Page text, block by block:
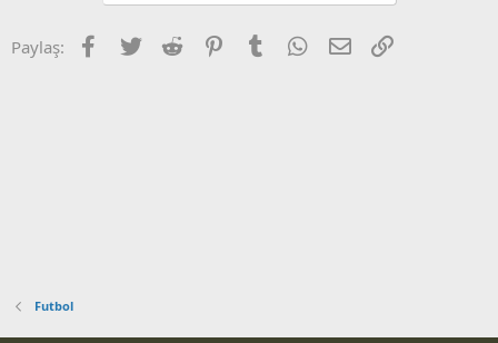
Paylaş: Facebook
Twitter Reddit PinterestTumblr WhatsApp
E-posta
Futbol